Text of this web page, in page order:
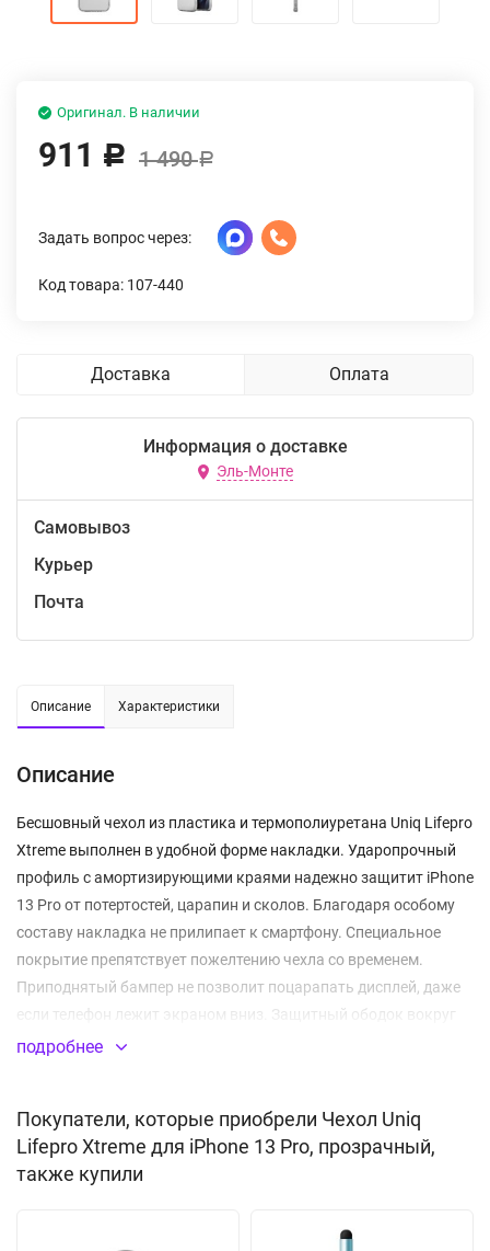
Оригинал. В наличии
911 Р 1 490Р
Задать вопрос через:
Код товара: 107-440
Доставка Оплата
Информация о доставке
Эль-Монте
Самовывоз
Курьер
Почта
Описание Характеристики
Описание
Бесшовный чехол из пластика и термополиуретана Uniq Lifepro
Xtreme выполнен в удобной форме накладки. Ударопрочный
профиль с амортизирующими краями надежно защитит iPhone
13 Pro от потертостей, царапин и сколов. Благодаря особому
составу накладка не прилипает к смартфону. Специальное
покрытие препятствует пожелтению чехла со временем.
Приподнятый бампер не позволит поцарапать дисплей, даже
если телефон лежит экраном вниз. Защитный ободок вокруг
камер предотвращает появление царапин на объективах.
Прозрачная задняя поверхность
Ударопоглащающий термополиуретан + поликарбонат
подробнее
Покупатели, которые приобрели Чехол Uniq
Lifepro Xtreme для iPhone 13 Pro, прозрачный,
также купили